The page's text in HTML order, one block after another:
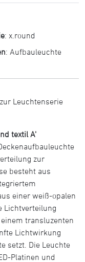
: x.round
: Aufbauleuchte
Leuchtenserie
textil A'
zur
besteht aus
einer weiß-opalen
Lichtverteilung
transluzenten
Lichtwirkung
setzt. Die Leuchte
Platinen und